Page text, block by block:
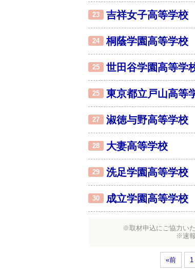
23 吉祥女子高等学校
24 桐蔭学園高等学校
25 世田谷学園高等学
25 東京都立戸山高等
27 淑徳与野高等学校
28 大妻高等学校
29 洗足学園高等学校
30 成立学園高等学校
※取材申込にご協力い
※速
«前 1